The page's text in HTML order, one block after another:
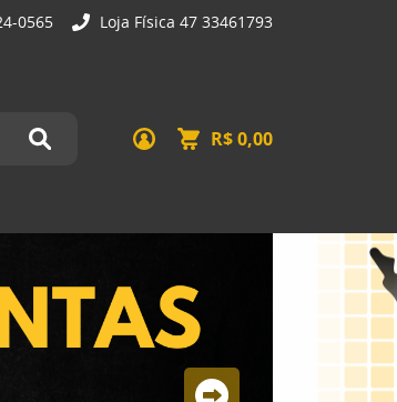
0565 Loja Física 47 33461793
R$ 0,00